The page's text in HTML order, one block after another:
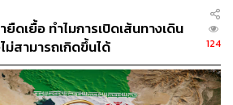
ดเยื้อ ทำไมการเปิดเส้นทางเดิน
ม่สามารถเกิดขึ้นได้
124